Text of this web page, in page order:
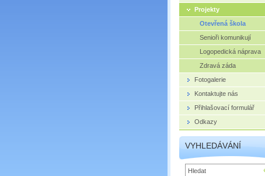
Projekty
Otevřená škola
Senioři komunikují
Logopedická náprava
Zdravá záda
Fotogalerie
Kontaktujte nás
Přihlašovací formulář
Odkazy
VYHLEDÁVÁNÍ